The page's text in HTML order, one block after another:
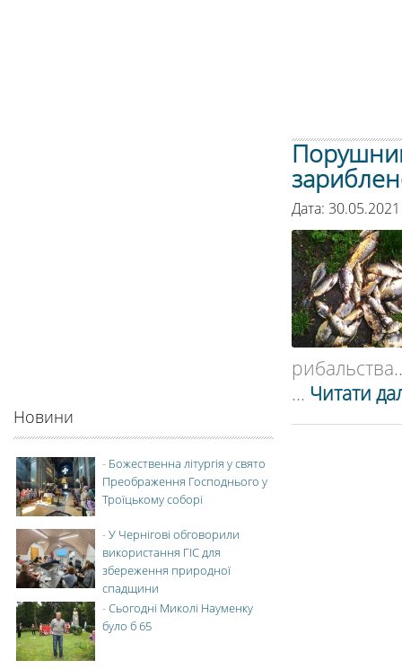
Дата:
... Читати
Новини
- Божественна літургія у свято
Преображення Господнього у
Троїцькому соборі
-У Чернігові обговорили
використання ГІС для
збереження природної
спадщини
-Сьогодні Миколі Науменку
було б 65